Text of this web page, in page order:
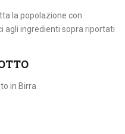
la popolazione con
agli ingredienti sopra riportati
in Birra